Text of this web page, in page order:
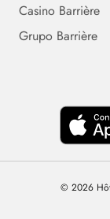
Casino Barrière
Grupo Barrière
© 2026